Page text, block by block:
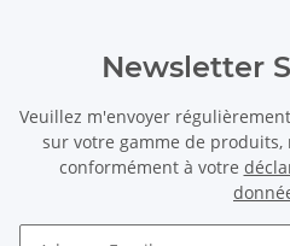
Newsletter
Veuillez m'envoyer
sur votre gamme de
conformément à votre